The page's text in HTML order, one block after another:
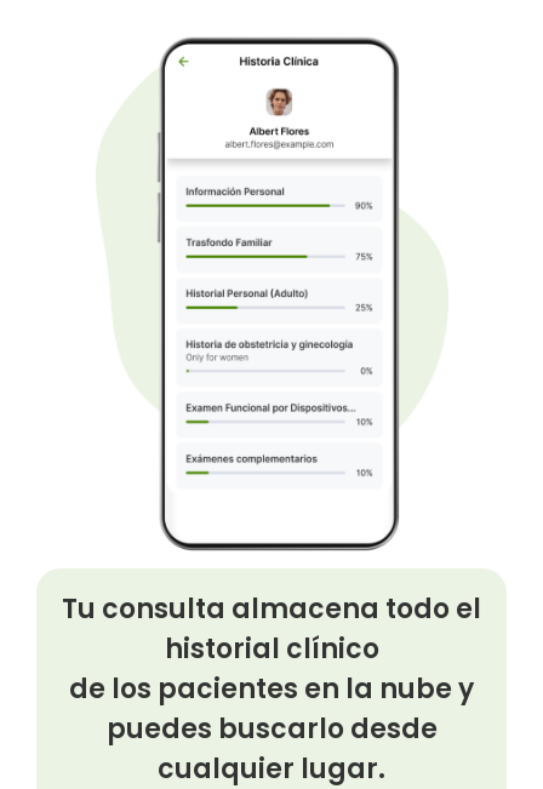
Tu consulta almacena todo el
historial clínico
de los pacientes en la nube y
puedes buscarlo desde
cualquier lugar.